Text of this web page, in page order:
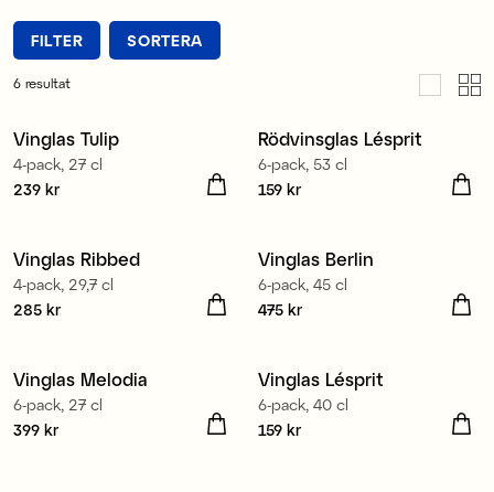
FILTER SORTERA
6 resultat
Vinglas Tulip
4-pack, 27 cl
Pris :239 kr
239 kr
Rödvinsglas Lésprit
6-pack, 53 cl
Pris :159 kr
159 kr
Vinglas Ribbed
4-pack, 29,7 cl
Pris :285 kr
285 kr
Vinglas Berlin
6-pack, 45 cl
Pris :475 kr
475 kr
Vinglas Melodia
6-pack, 27 cl
Pris :399 kr
399 kr
Vinglas Lésprit
6-pack, 40 cl
Pris :159 kr
159 kr